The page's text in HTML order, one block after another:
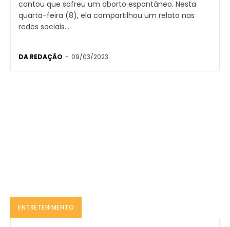
contou que sofreu um aborto espontâneo. Nesta
quarta-feira (8), ela compartilhou um relato nas
redes sociais...
DA REDAÇÃO - 09/03/2023
ENTRETENIMENTO